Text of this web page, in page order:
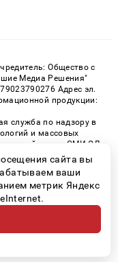
Общество с
Медиа Решения"
Адрес эл.
продукции:
служба по надзору в
и массовых
номер СМИ ЭЛ
защищены
16+
сайта вы
ваши
метрик Яндекс